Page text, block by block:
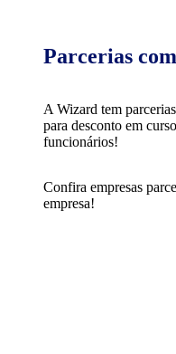
Parcerias
A Wizard tem
para desconto em
funcionários!
Confira empresas
empresa!